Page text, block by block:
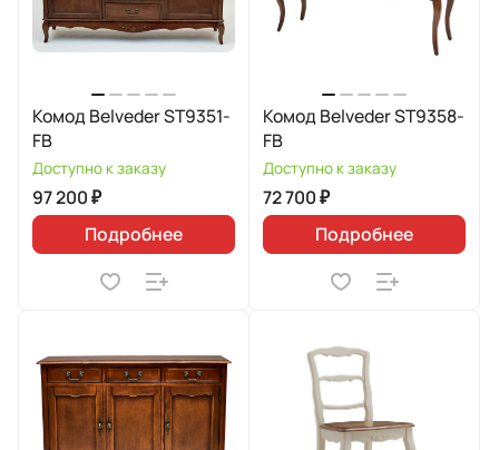
Комод Belveder ST9351-
FB
Доступно к заказу
97 200 ₽
Подробнее
Комод Belveder ST9358-
FB
Доступно к заказу
72 700 ₽
Подробнее